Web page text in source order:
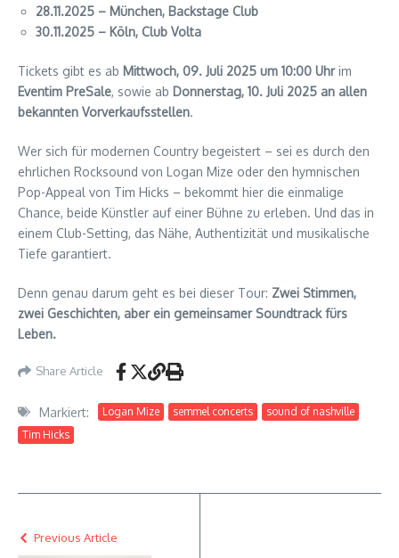
28.11.2025 – München, Backstage Club
30.11.2025 – Köln, Club Volta
Tickets gibt es ab Mittwoch, 09. Juli 2025 um 10:00 Uhrim
Eventim PreSale, sowie ab Donnerstag, 10. Juli 2025 an allen
bekannten Vorverkaufsstellen.
Wer sich für modernen Country begeistert – sei es durch den
ehrlichen Rocksound von Logan Mize oder den hymnischen
Pop-Appeal von Tim Hicks – bekommt hier die einmalige
Chance, beide Künstler auf einer Bühne zu erleben. Und das in
einem Club-Setting, das Nähe, Authentizität und musikalische
Tiefe garantiert.
Denn genau darum geht es bei dieser Tour: Zwei Stimmen,
zwei Geschichten, aber ein gemeinsamer Soundtrack fürs
Leben.
Share Article
Markiert: Logan Mize semmel concerts
sound of nashville
Tim Hicks
Previous Article